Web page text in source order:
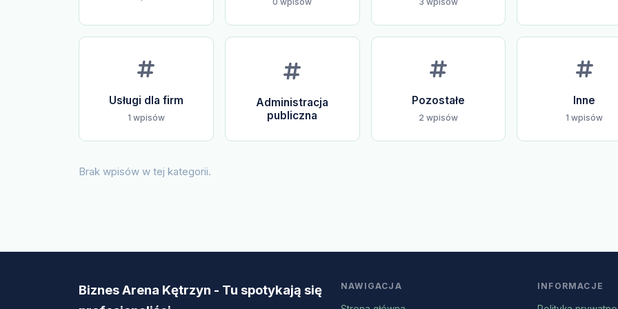
Usługi dla firm
1 wpisów
Administracja
publiczna
Pozostałe
2 wpisów
Inne
1 wpisów
Brak wpisów w tej kategorii.
Biznes Arena Kętrzyn - Tu spotykają się
NAWIGACJA INFORMACJE